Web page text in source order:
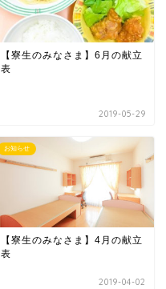
【寮生のみなさま】6月の献立
表
2019-05-29
お知らせ
【寮生のみなさま】4月の献立
表
2019-04-02